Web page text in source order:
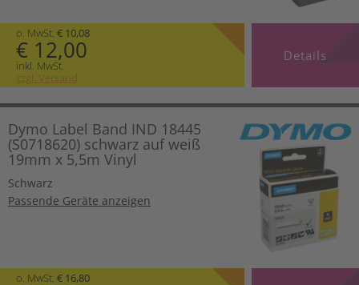
o. MwSt. € 10,08
€ 12,00
inkl. MwSt.
zzgl. Versand
Details
Dymo Label Band IND 18445
(S0718620) schwarz auf weiß
19mm x 5,5m Vinyl
Schwarz
Passende Geräte anzeigen
o. MwSt. € 16,80